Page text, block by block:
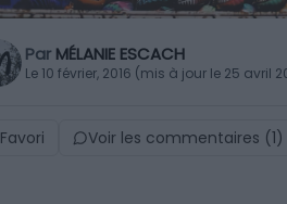
Par MÉLANIE ESCACH
Le 10 février, 2016 (mis à jour le 25 avril
Favori Voir les commentaires (1)